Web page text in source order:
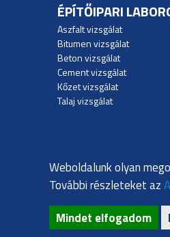
Weboldalunk olyan
További részleteket az
Mindet elfogadom
ÉPÍTŐIPARI
Aszfalt vizsgálat
Bitumen vizsgálat
Beton vizsgálat
Cement vizsgálat
Kőzet vizsgálat
Talaj vizsgálat